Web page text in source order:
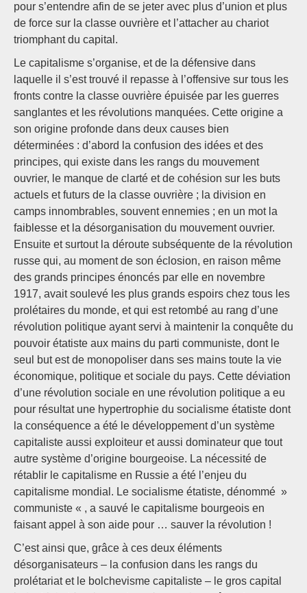
pour s’entendre afin de se jeter avec plus d’union et plus
de force sur la classe ouvrière et l’attacher au chariot
triomphant du capital.
Le capitalisme s’organise, et de la défensive dans
laquelle il s’est trouvé il repasse à l’offensive sur tous les
fronts contre la classe ouvrière épuisée par les guerres
sanglantes et les révolutions manquées. Cette origine a
son origine profonde dans deux causes bien
déterminées : d’abord la confusion des idées et des
principes, qui existe dans les rangs du mouvement
ouvrier, le manque de clarté et de cohésion sur les buts
actuels et futurs de la classe ouvrière ; la division en
camps innombrables, souvent ennemies ; en un mot la
faiblesse et la désorganisation du mouvement ouvrier.
Ensuite et surtout la déroute subséquente de la révolution
russe qui, au moment de son éclosion, en raison même
des grands principes énoncés par elle en novembre
1917, avait soulevé les plus grands espoirs chez tous les
prolétaires du monde, et qui est retombé au rang d’une
révolution politique ayant servi à maintenir la conquête du
pouvoir étatiste aux mains du parti communiste, dont le
seul but est de monopoliser dans ses mains toute la vie
économique, politique et sociale du pays. Cette déviation
d’une révolution sociale en une révolution politique a eu
pour résultat une hypertrophie du socialisme étatiste dont
la conséquence a été le développement d’un système
capitaliste aussi exploiteur et aussi dominateur que tout
autre système d’origine bourgeoise. La nécessité de
rétablir le capitalisme en Russie a été l’enjeu du
capitalisme mondial. Le socialisme étatiste, dénommé »
communiste « , a sauvé le capitalisme bourgeois en
faisant appel à son aide pour … sauver la révolution !
C’est ainsi que, grâce à ces deux éléments
désorganisateurs – la confusion dans les rangs du
prolétariat et le bolchevisme capitaliste – le gros capital